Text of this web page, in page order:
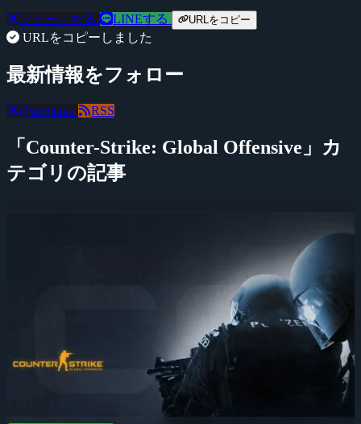
ツイートする LINEする URLをコピー
URLをコピーしました
最新情報をフォロー
@negitaku RSS
「Counter-Strike: Global Offensive」カ
テゴリの記事